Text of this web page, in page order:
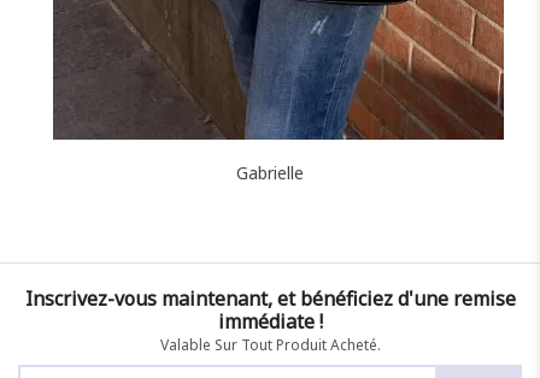
Gabrielle
Inscrivez-vous maintenant, et bénéficiez d'une remise
immédiate !
Valable Sur Tout Produit Acheté.